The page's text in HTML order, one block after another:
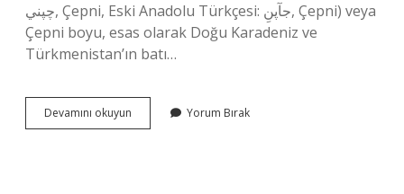
چپني, Çepni, Eski Anadolu Türkçesi: جآپنِ, Çepni) veya
Çepni boyu, esas olarak Doğu Karadeniz ve
Türkmenistan’ın batı…
Devamını okuyun
Ne
Yorum Bırak